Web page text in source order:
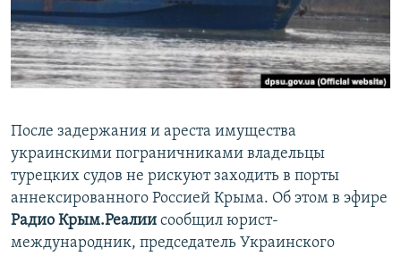
ПОБЕДИТЕЛЕЙ НЕ СУДЯТ?
КРЫМ.НЕПОКОРЕННЫЙ
ELIFBE
ПРИСОЕДИНЯЙТЕСЬ!
Все сайты RFE/RL
После задержания и ареста имущества
украинскими пограничниками владельцы
турецких судов не рискуют заходить в порты
аннексированного Россией Крыма. Об этом в эфире
Радио Крым.Реалии сообщил юрист-
международник, председатель Украинского